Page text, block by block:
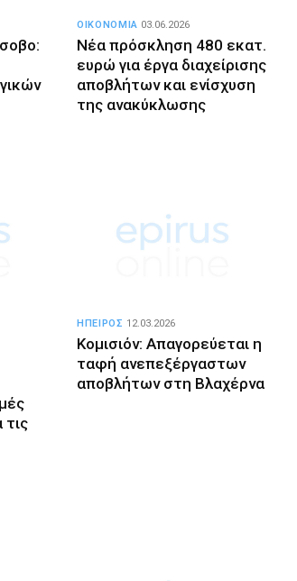
Νέα πρόσκληση 480 εκατ.
ευρώ για έργα διαχείρισης
αποβλήτων και ενίσχυση
της ανακύκλωσης
ΟΙΚΟΝΟΜΙΑ 03.06.2026
τις
Κομισιόν: Απαγορεύεται η
ταφή ανεπεξέργαστων
αποβλήτων στη Βλαχέρνα
ΗΠΕΙΡΟΣ 12.03.2026